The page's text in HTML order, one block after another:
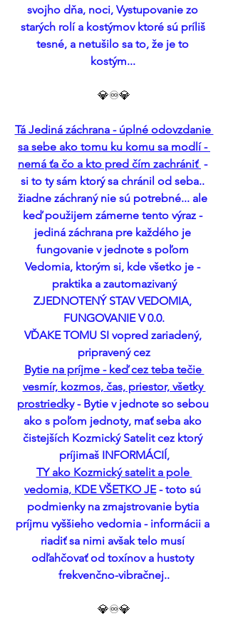
svojho dňa, noci, Vystupovanie zo
starých rolí a kostýmov ktoré sú príliš
tesné, a netušilo sa to, že je to
kostým...
💎♾️💎
Tá Jediná záchrana - úplné odovzdanie
sa sebe ako tomu ku komu sa modlí -
nemá ťa čo a kto pred čím zachrániť -
si to ty sám ktorý sa chránil od seba..
žiadne záchraný nie sú potrebné... ale
keď použijem zámerne tento výraz -
jediná záchrana pre každého je
fungovanie v jednote s poľom
Vedomia, ktorým si, kde všetko je -
praktika a zautomazivaný
ZJEDNOTENÝ STAV VEDOMIA,
FUNGOVANIE V 0.0.
VĎAKE TOMU SI vopred zariadený,
pripravený cez
Bytie na príjme - keď cez teba tečie
vesmír, kozmos, čas, priestor, všetky
prostriedky - Bytie v jednote so sebou
ako s poľom jednoty, mať seba ako
čistejších Kozmický Satelit cez ktorý
príjimaš INFORMÁCIÍ,
TY ako Kozmický satelit a pole
vedomia, KDE VŠETKO JE - toto sú
podmienky na zmajstrovanie bytia
príjmu vyššieho vedomia - informácii a
riadiť sa nimi avšak telo musí
odľahčovať od toxínov a hustoty
frekvenčno-vibračnej..
💎♾️💎